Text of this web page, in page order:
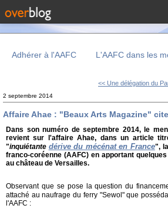
Adhérer à l'AAFC L'AAFC dans les
<< Une délégation du
2 septembre 2014
Affaire Ahae : "Beaux Arts Magazine"
Dans son numéro de septembre 2014, le
revient sur l'affaire Ahae, dans un article
"inquiétante dérive du mécénat en France",
franco-coréenne (AAFC) en apportant
au château de Versailles.
Observant que se pose la question du
attaché au naufrage du ferry "Sewol" que
l'AAFC :